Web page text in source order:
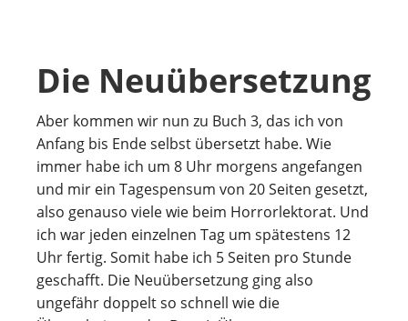
Die Neuübersetzung
Aber kommen wir nun zu Buch 3, das ich von
Anfang bis Ende selbst übersetzt habe. Wie
immer habe ich um 8 Uhr morgens angefangen
und mir ein Tagespensum von 20 Seiten gesetzt,
also genauso viele wie beim Horrorlektorat. Und
ich war jeden einzelnen Tag um spätestens 12
Uhr fertig. Somit habe ich 5 Seiten pro Stunde
geschafft. Die Neuübersetzung ging also
ungefähr doppelt so schnell wie die